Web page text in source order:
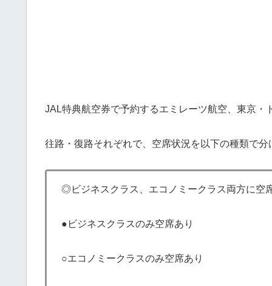
JAL特典航空券で予約するエミレーツ航空、東京・
往路・復路それぞれで、空席状況を以下の種類で分
◎ビジネスクラス、エコノミークラス両方に空
●ビジネスクラスのみ空席あり
○エコノミークラスのみ空席あり